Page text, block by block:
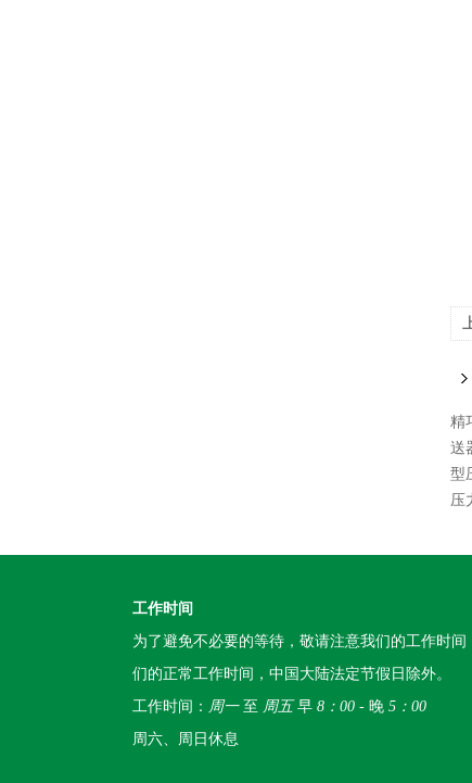
精
送
型
压
工作时间
为了避免不必要的等待，敬请注意我们的工作时间
们的正常工作时间，中国大陆法定节假日除外。
工作时间： 周一至 周五早 8：00 - 晚 5：00
周六、周日休息